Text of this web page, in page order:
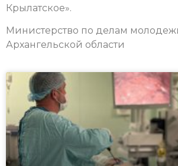
Крылатское».
Министерство по делам
Архангельской области